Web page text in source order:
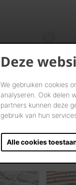
Deze
We gebruiken cookies
analyseren. Ook delen
partners kunnen deze
gebruik van hun
Alle cookies